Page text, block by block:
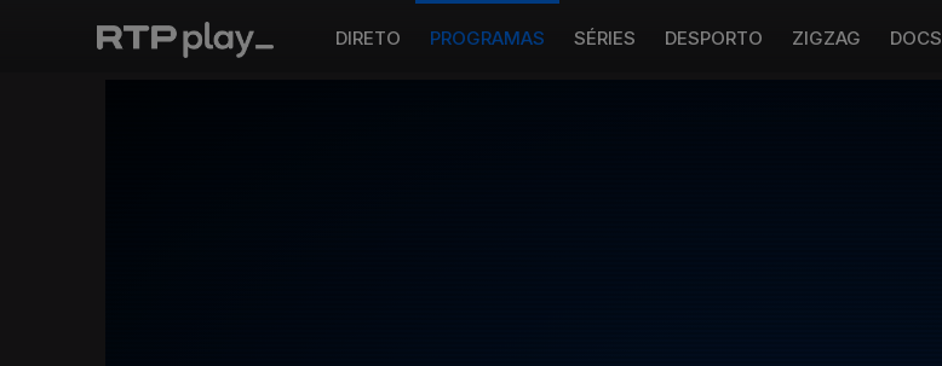
DIRETO PROGRAMAS SÉRIES DESPORTO ZIGZAG DOCS